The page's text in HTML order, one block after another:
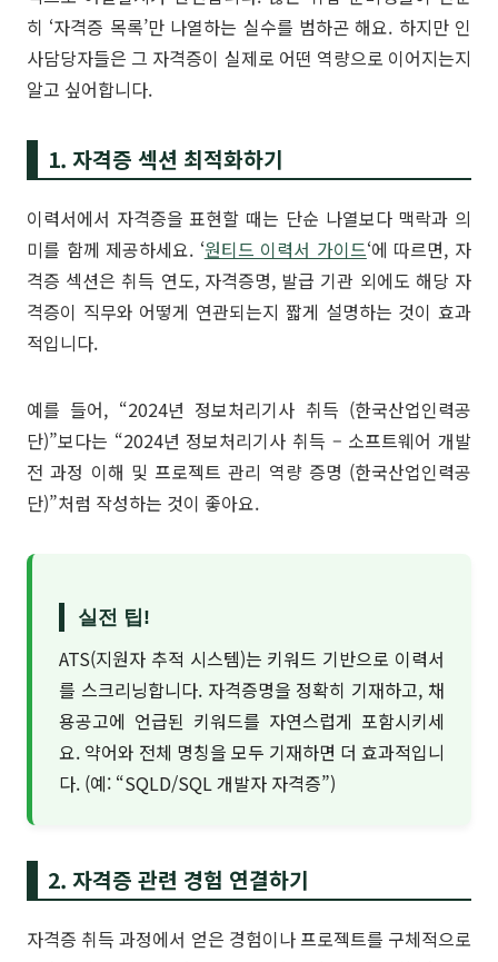
히 ‘자격증 목록’만 나열하는 실수를 범하곤 해요. 하지만 인
사담당자들은 그 자격증이 실제로 어떤 역량으로 이어지는지
알고 싶어합니다.
1. 자격증 섹션 최적화하기
이력서에서 자격증을 표현할 때는 단순 나열보다 맥락과 의
미를 함께 제공하세요. ‘원티드 이력서 가이드‘에 따르면, 자
격증 섹션은 취득 연도, 자격증명, 발급 기관 외에도 해당 자
격증이 직무와 어떻게 연관되는지 짧게 설명하는 것이 효과
적입니다.
예를 들어, “2024년 정보처리기사 취득 (한국산업인력공
단)”보다는 “2024년 정보처리기사 취득 – 소프트웨어 개발
전 과정 이해 및 프로젝트 관리 역량 증명 (한국산업인력공
단)”처럼 작성하는 것이 좋아요.
실전 팁!
ATS(지원자 추적 시스템)는 키워드 기반으로 이력서
를 스크리닝합니다. 자격증명을 정확히 기재하고, 채
용공고에 언급된 키워드를 자연스럽게 포함시키세
요. 약어와 전체 명칭을 모두 기재하면 더 효과적입니
다. (예: “SQLD/SQL 개발자 자격증”)
2. 자격증 관련 경험 연결하기
자격증 취득 과정에서 얻은 경험이나 프로젝트를 구체적으로